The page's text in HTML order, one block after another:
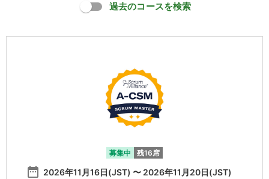
過去のコースを検索
募集中 残16席
date_range 2026年11月16日(JST) 〜 2026年11月20日(JST)